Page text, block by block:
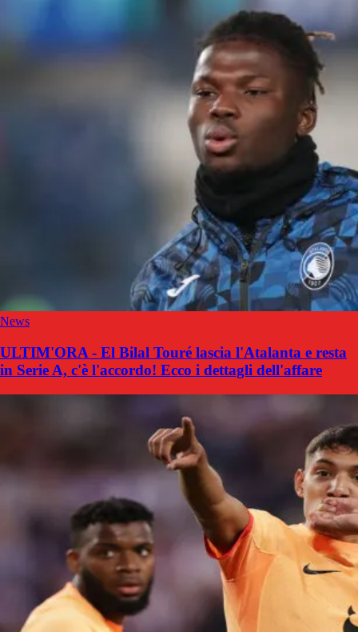
News
ULTIM'ORA - El Bilal Touré lascia l'Atalanta e resta
in Serie A, c'è l'accordo! Ecco i dettagli dell'affare